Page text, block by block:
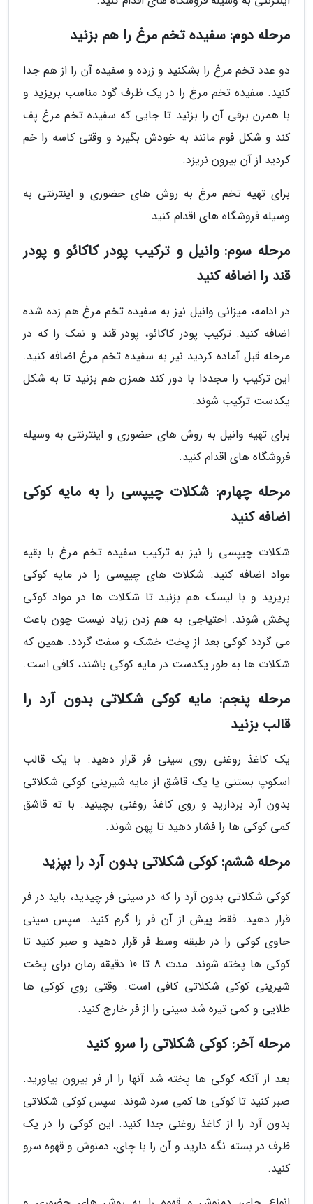
مرحله دوم: سفیده تخم مرغ را هم بزنید
دو عدد تخم مرغ را بشکنید و زرده و سفیده آن را از هم جدا
کنید. سفیده تخم مرغ را در یک ظرف گود مناسب بریزید و
با همزن برقی آن را بزنید تا جایی که سفیده تخم مرغ پف
کند و شکل فوم مانند به خودش بگیرد و وقتی کاسه را خم
کردید از آن بیرون نریزد.
برای تهیه تخم مرغ به روش های حضوری و اینترنتی به
وسیله فروشگاه های اقدام کنید.
مرحله سوم: وانیل و ترکیب پودر کاکائو و پودر
قند را اضافه کنید
در ادامه، میزانی وانیل نیز به سفیده تخم مرغ هم زده شده
اضافه کنید. ترکیب پودر کاکائو، پودر قند و نمک را که در
مرحله قبل آماده کردید نیز به سفیده تخم مرغ اضافه کنید.
این ترکیب را مجددا با دور کند همزن هم بزنید تا به شکل
یکدست ترکیب شوند.
برای تهیه وانیل به روش های حضوری و اینترنتی به وسیله
فروشگاه های اقدام کنید.
مرحله چهارم: شکلات چیپسی را به مایه کوکی
اضافه کنید
شکلات چیپسی را نیز به ترکیب سفیده تخم مرغ با بقیه
مواد اضافه کنید. شکلات های چیپسی را در مایه کوکی
بریزید و با لیسک هم بزنید تا شکلات ها در مواد کوکی
پخش شوند. احتیاجی به هم زدن زیاد نیست چون باعث
می گردد کوکی بعد از پخت خشک و سفت گردد. همین که
شکلات ها به طور یکدست در مایه کوکی باشند، کافی است.
مرحله پنجم: مایه کوکی شکلاتی بدون آرد را
قالب بزنید
یک کاغذ روغنی روی سینی فر قرار دهید. با یک قالب
اسکوپ بستنی یا یک قاشق از مایه شیرینی کوکی شکلاتی
بدون آرد بردارید و روی کاغذ روغنی بچینید. با ته قاشق
کمی کوکی ها را فشار دهید تا پهن شوند.
مرحله ششم: کوکی شکلاتی بدون آرد را بپزید
کوکی شکلاتی بدون آرد را که در سینی فر چیدید، باید در فر
قرار دهید. فقط پیش از آن فر را گرم کنید. سپس سینی
حاوی کوکی را در طبقه وسط فر قرار دهید و صبر کنید تا
کوکی ها پخته شوند. مدت 8 تا 10 دقیقه زمان برای پخت
شیرینی کوکی شکلاتی کافی است. وقتی روی کوکی ها
طلایی و کمی تیره شد سینی را از فر خارج کنید.
مرحله آخر: کوکی شکلاتی را سرو کنید
بعد از آنکه کوکی ها پخته شد آنها را از فر بیرون بیاورید.
صبر کنید تا کوکی ها کمی سرد شوند. سپس کوکی شکلاتی
بدون آرد را از کاغذ روغنی جدا کنید. این کوکی را در یک
ظرف در بسته نگه دارید و آن را با چای، دمنوش و قهوه سرو
کنید.